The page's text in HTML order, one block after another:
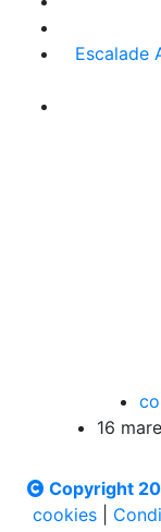
Escalade
16
Copyright
cookies|